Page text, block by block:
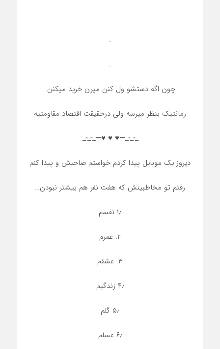
.
.
.
چون اگه دستشو ول کنن میرن خرید میکنن.
رمانتیک بنظر میرسه ولی درحقیقت اقتصاد مقاومتیه
_-_-_—♥️ ♥️ ♥️—_-_-_
دیروز یک موبایل پیدا کردم خواستم صاحبش و پیدا کنم
رفتم تو مخاطبینش که هفت نفر هم بیشتر نبودن…
۱٫ نفسم
٢. عمرم
٣. عشقم
۴٫ زندگیم
۵٫ گلم
۶٫ عسلم